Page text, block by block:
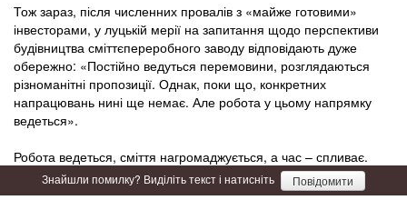
Тож зараз, після численних провалів з «майже готовими»
інвесторами, у луцькій мерії на запитання щодо перспективи
будівництва сміттєпереробного заводу відповідають дуже
обережно: «Постійно ведуться перемовини, розглядаються
різноманітні пропозиції. Однак, поки що, конкретних
напрацювань нині ще немає. Але робота у цьому напрямку
ведеться».
Робота ведеться, сміття нагромаджується, а час – спливає.
Знайшли помилку? Виділіть текст і натисніть Повідомити